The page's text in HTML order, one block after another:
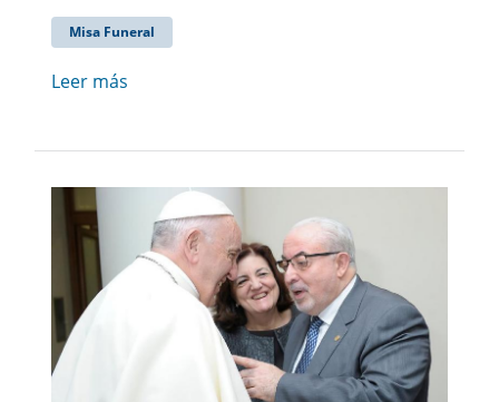
Misa Funeral
Leer más